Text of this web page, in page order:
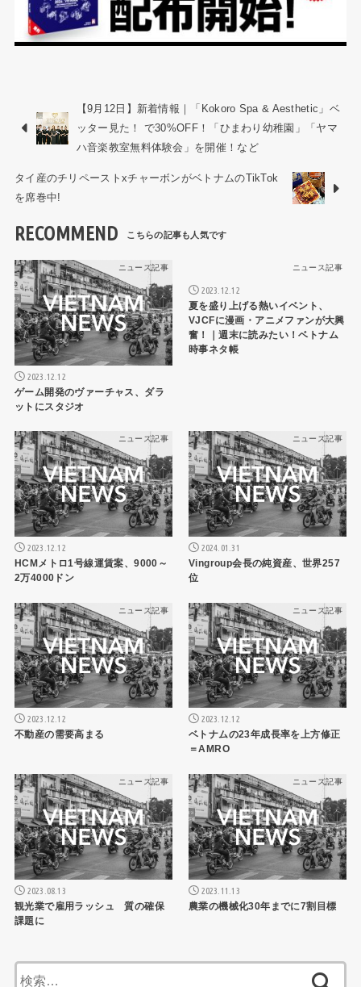
【9月12日】新着情報｜「Kokoro Spa & Aesthetic」ベ
ッター見た！ で30%OFF！「ひまわり幼稚園」「ヤマ
ハ音楽教室無料体験会」を開催！など
タイ産のチリペーストxチャーボンがベトナムのTikTok
を席巻中!
RECOMMEND
ニュース記事
2023.12.12
ゲーム開発のヴァーチャス、ダラ
ットにスタジオ
ニュース記事
2023.12.12
夏を盛り上げる熱いイベント、
VJCFに漫画・アニメファンが大興
奮！｜週末に読みたい！ベトナム
時事ネタ帳
ニュース記事
2023.12.12
HCMメトロ1号線運賃案、9000～
2万4000ドン
ニュース記事
2024.01.31
Vingroup会長の純資産、世界257
位
ニュース記事
2023.12.12
不動産の需要高まる
ニュース記事
2023.12.12
ベトナムの23年成長率を上方修正
＝AMRO
ニュース記事
2023.08.13
観光業で雇用ラッシュ 質の確保
課題に
ニュース記事
2023.11.13
農業の機械化30年までに7割目標